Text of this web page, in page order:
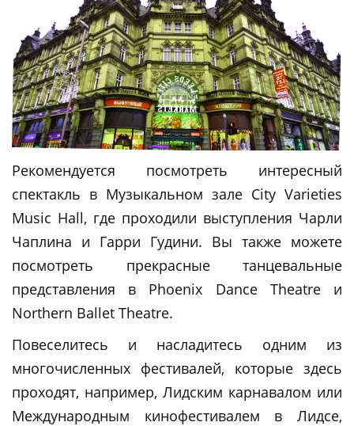
Рекомендуется посмотреть интересный
спектакль в Музыкальном зале City Varieties
Music Hall, где проходили выступления Чарли
Чаплина и Гарри Гудини. Вы также можете
посмотреть прекрасные танцевальные
представления в Phoenix Dance Theatre и
Northern Ballet Theatre.
Повеселитесь и насладитесь одним из
многочисленных фестивалей, которые здесь
проходят, например, Лидским карнавалом или
Международным кинофестивалем в Лидсе,